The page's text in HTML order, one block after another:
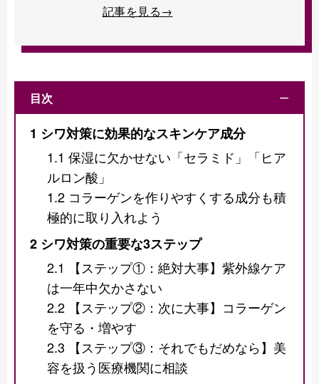
記事を見る→
目次 ー
1 シワ対策に効果的なスキンケア成分
1.1 保湿に欠かせない「セラミド」「ヒア
ルロン酸」
1.2 コラーゲンを作りやすくする成分も積
極的に取り入れよう
2 シワ対策の重要な3ステップ
2.1
【ステップ①：絶対大事】紫外線ケア
は一年中欠かさない
2.2 【ステップ②：次に大事】コラーゲン
を守る・増やす
2.3 【ステップ③：それでもだめなら】美
容を扱う医療機関に相談